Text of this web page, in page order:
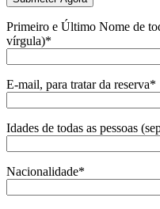
Primeiro e Último Nome de
vírgula)*
E-mail, para tratar da reserva*
Idades de todas as pessoas
Nacionalidade*